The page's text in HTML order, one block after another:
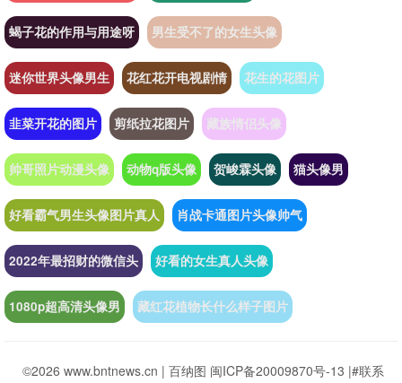
蝎子花的作用与用途呀 男生受不了的女生头像
迷你世界头像男生 花红花开电视剧情 花生的花图片
韭菜开花的图片 剪纸拉花图片 藏族情侣头像
帅哥照片动漫头像 动物q版头像 贺峻霖头像 猫头像男
好看霸气男生头像图片真人 肖战卡通图片头像帅气
2022年最招财的微信头 好看的女生真人头像
1080p超高清头像男 藏红花植物长什么样子图片
©2026 www.bntnews.cn | 百纳图 闽ICP备20009870号-13 |#联系